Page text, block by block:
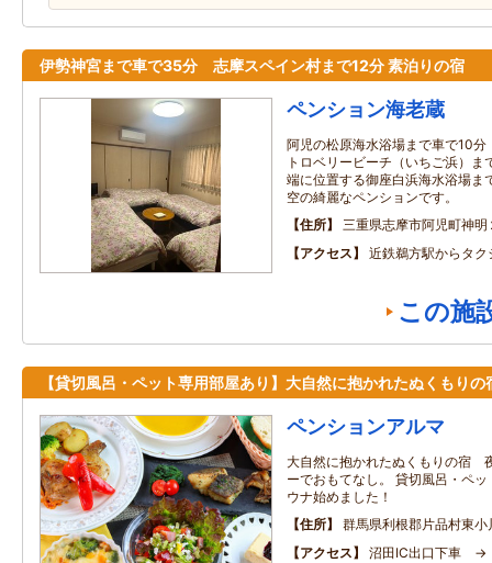
伊勢神宮まで車で35分 志摩スペイン村まで12分 素泊りの宿
ペンション海老蔵
阿児の松原海水浴場まで車で10
トロベリービーチ（いちご浜）
端に位置する御座白浜海水浴場ま
空の綺麗なペンションです。
住所
三重県志摩市阿児町神明
アクセス
近鉄鵜方駅からタク
この施
【貸切風呂・ペット専用部屋あり】大自然に抱かれたぬくもりの
ペンションアルマ
大自然に抱かれたぬくもりの宿
ーでおもてなし。 貸切風呂・ペ
ウナ始めました！
住所
群馬県利根郡片品村東小
アクセス
沼田IC出口下車 →